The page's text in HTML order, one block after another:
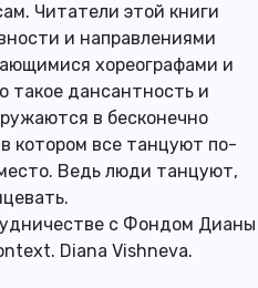
Читатели этой книги
и направлениями
хореографами и
такое дансантность и
в бесконечно
котором все танцуют по-
Ведь люди танцуют,
с Фондом Дианы
Diana Vishneva.